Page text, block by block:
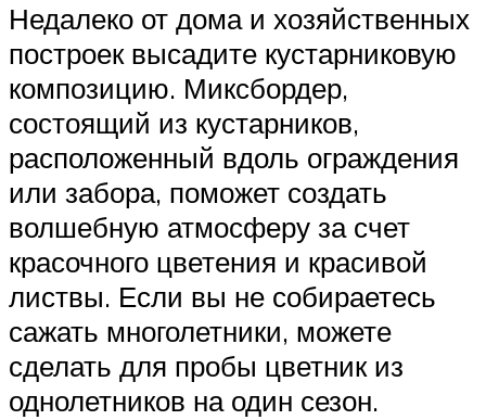
Недалеко от дома и хозяйственных
построек высадите кустарниковую
композицию. Миксбордер,
состоящий из кустарников,
расположенный вдоль ограждения
или забора, поможет создать
волшебную атмосферу за счет
красочного цветения и красивой
листвы. Если вы не собираетесь
сажать многолетники, можете
сделать для пробы цветник из
однолетников на один сезон.